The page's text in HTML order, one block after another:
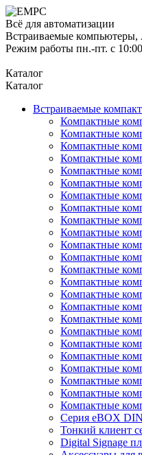
Всё для автоматизации
Встраиваемые
Режим работы пн.-пт. с
Каталог
Каталог
Встраиваемые
Компактные
Компактные
Компактные
Компактные
Компактные
Компактные
Компактные
Компактные
Компактные
Компактные
Компактные
Компактные
Компактные
Компактные
Компактные
Компактные
Компактные
Компактные
Компактные
Компактные
Компактные
Компактные
Компактные
Компактные
Серия eBOX
Тонкий клиент
Digital Signage